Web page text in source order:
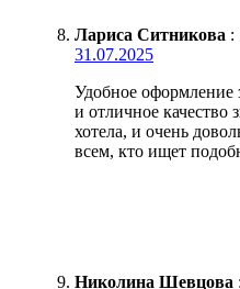
Лариса Ситникова :
31.07.2025
Удобное оформление
и отличное качество
хотела, и очень
всем, кто ищет
Николина Шевцова :